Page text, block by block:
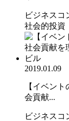
ビジネスコ
社会的投資
2019.01.09
【イベン
会貢献...
ビジネスコ